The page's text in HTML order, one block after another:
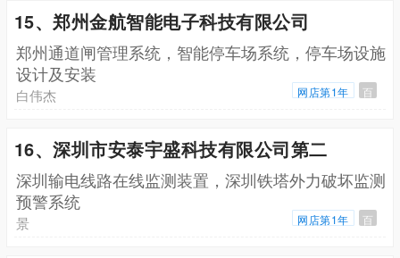
15、郑州金航智能电子科技有限公司
郑州通道闸管理系统，智能停车场系统，停车场设施
设计及安装
白伟杰 网店第1年 百
16、深圳市安泰宇盛科技有限公司第二
深圳输电线路在线监测装置，深圳铁塔外力破坏监测
预警系统
景 网店第1年 百